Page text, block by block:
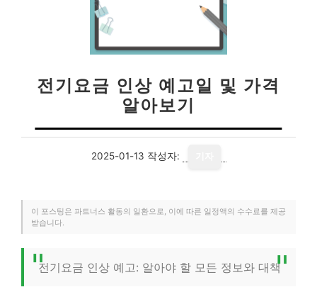
전기요금 인상 예고일 및 가격
알아보기
2025-01-13 작성자:
이 포스팅은 파트너스 활동의 일환으로, 이에 따른 일정액의 수수료를 제공
받습니다.
전기요금 인상 예고: 알아야 할 모든 정보와 대책